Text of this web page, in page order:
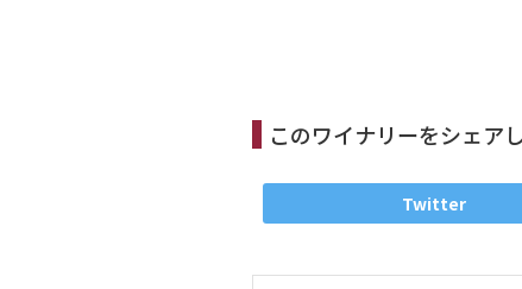
このワイナリーをシェア
Twitter